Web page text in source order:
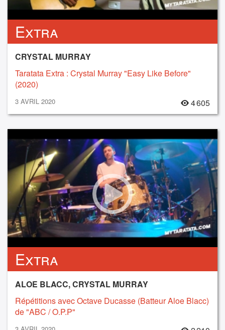
Extra
CRYSTAL MURRAY
Taratata Extra : Crystal Murray "Easy Like Before"
(2020)
3 AVRIL 2020 4 605
Extra
ALOE BLACC, CRYSTAL MURRAY
Répétitions avec Octave Ducasse (Batteur Aloe Blacc)
de "ABC / O.P.P"